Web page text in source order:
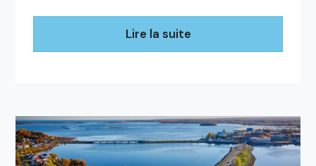
Lire la suite